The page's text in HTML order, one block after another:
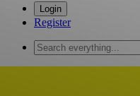
Login
Register
Search
everything...